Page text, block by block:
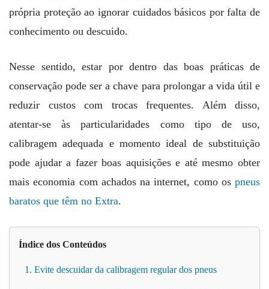
própria proteção ao ignorar cuidados básicos por falta de
conhecimento ou descuido.
Nesse sentido, estar por dentro das boas práticas de
conservação pode ser a chave para prolongar a vida útil e
reduzir custos com trocas frequentes. Além disso,
atentar-se às particularidades como tipo de uso,
calibragem adequada e momento ideal de substituição
pode ajudar a fazer boas aquisições e até mesmo obter
mais economia com achados na internet, como os pneus
baratos que têm no Extra.
Índice dos Conteúdos
1. Evite descuidar da calibragem regular dos pneus